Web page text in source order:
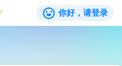
你好，请登录